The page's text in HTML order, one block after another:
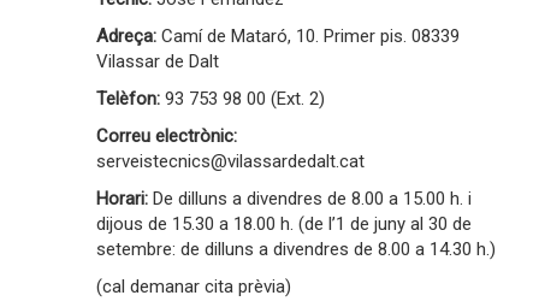
Adreça: Camí de Mataró, 10. Primer pis. 08339
Vilassar de Dalt
Telèfon: 93 753 98 00 (Ext. 2)
Correu electrònic:
serveistecnics@vilassardedalt.cat
Horari: De dilluns a divendres de 8.00 a 15.00 h. i
dijous de 15.30 a 18.00 h. (de l’1 de juny al 30 de
setembre: de dilluns a divendres de 8.00 a 14.30 h.)
(cal demanar cita prèvia)